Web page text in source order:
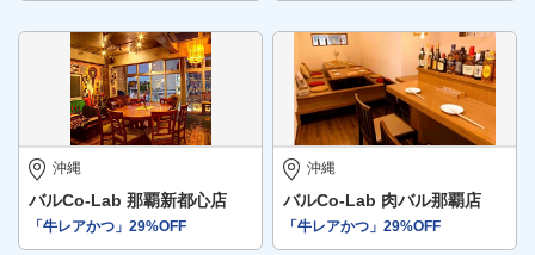
沖縄
バルCo-Lab 那覇新都心店
「牛レアかつ」29%OFF
沖縄
バルCo-Lab 肉バル那覇店
「牛レアかつ」29%OFF